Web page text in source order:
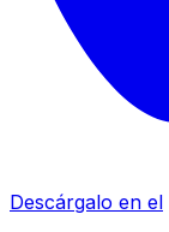
Descárgalo en el